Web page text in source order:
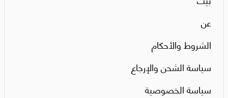
عن
الشروط والأحكام
سياسة الشحن والإرجاع
سياسة الخصوصية